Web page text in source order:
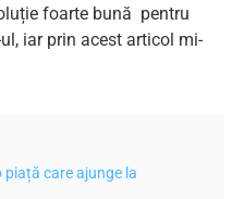
foarte bună pentru
iar prin acest articol mi-
piață care ajunge la